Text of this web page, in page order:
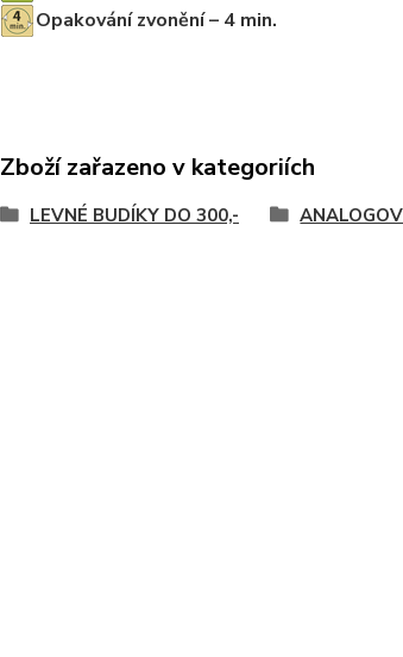
Opakování zvonění – 4 min.
Zboží zařazeno v kategoriích
LEVNÉ BUDÍKY DO 300,-